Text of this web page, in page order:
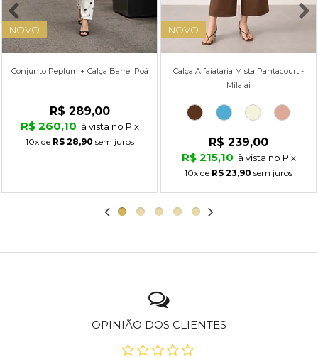
NOVO
Conjunto Peplum + Calça Barrel Poá
R$ 289,00
R$ 260,10 à vista no Pix
10xde R$ 28,90 sem juros
NOVO
Calça Alfaiataria Mista Pantacourt -
Milalai
R$ 239,00
R$ 215,10 à vista no Pix
10x de R$ 23,90 sem juros
OPINIÃO DOS CLIENTES